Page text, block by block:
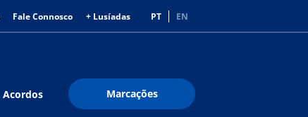
Fale Connosco + Lusíadas PT EN
Acordos Marcações